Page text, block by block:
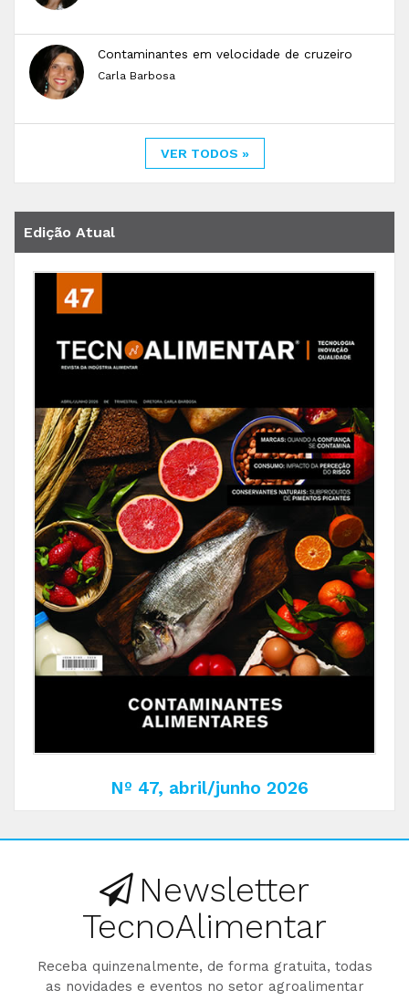
Contaminantes em velocidade de cruzeiro
Carla Barbosa
VER TODOS »
Edição Atual
Nº 47, abril/junho 2026
Newsletter
TecnoAlimentar
Receba quinzenalmente, de forma gratuita, todas
as novidades e eventos no setor agroalimentar